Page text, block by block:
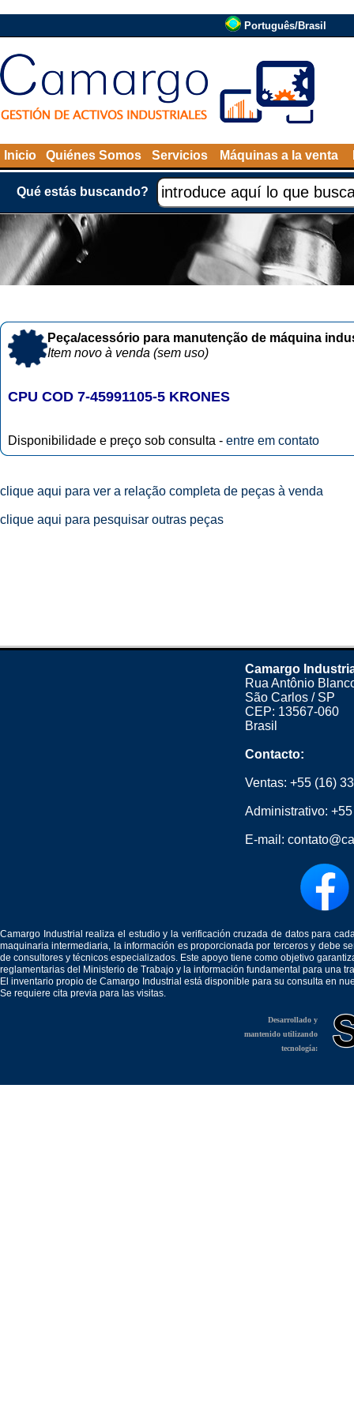
Português/Brasil
Inicio Quiénes Somos Servicios Máquinas a la venta
Qué estás buscando?
Peça/acessório para manutenção de máquina
Item novo à venda (sem uso)
CPU COD 7-45991105-5 KRONES
Disponibilidade e preço sob consulta - entre em contato
clique aqui para ver a relação completa de peças à venda
clique aqui para pesquisar outras peças
Camargo
Rua Antônio
São Carlos / SP
CEP: 13567-060
Brasil
Contacto:
Ventas: +55 (16)
Administrativo:
E-mail:
Camargo Industrial realiza el estudio y la verificación cruzada de datos para
maquinaria intermediaria, la información es proporcionada por terceros y debe
de consultores y técnicos especializados. Este apoyo tiene como objetivo
reglamentarias del Ministerio de Trabajo y la información fundamental para una
El inventario propio de Camargo Industrial está disponible para su consulta en
Se requiere cita previa para las visitas.
Desarrollado y
mantenido utilizando
tecnología: